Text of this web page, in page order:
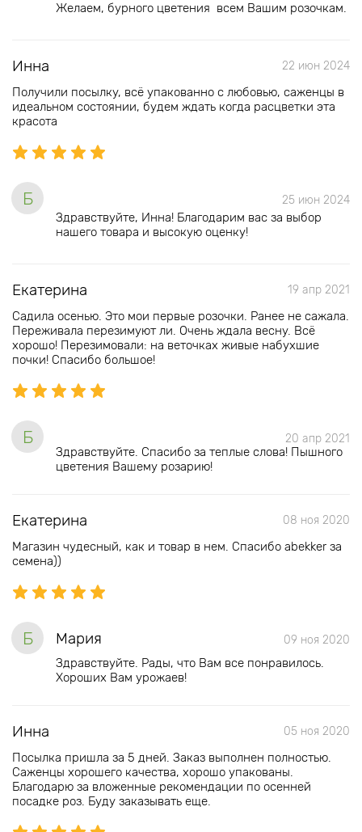
Желаем, бурного цветения всем Вашим розочкам.
Инна 22 июн 2024
Получили посылку, всё упакованно с любовью, саженцы в
идеальном состоянии, будем ждать когда расцветки эта
красота
Б 25 июн 2024
Здравствуйте, Инна! Благодарим вас за выбор
нашего товара и высокую оценку!
Екатерина 19 апр 2021
Садила осенью. Это мои первые розочки. Ранее не сажала.
Переживала перезимуют ли. Очень ждала весну. Всё
хорошо! Перезимовали: на веточках живые набухшие
почки! Спасибо большое!
Б 20 апр 2021
Здравствуйте. Спасибо за теплые слова! Пышного
цветения Вашему розарию!
Екатерина 08 ноя 2020
Магазин чудесный, как и товар в нем. Спасибо abekker за
семена))
Б Мария 09 ноя 2020
Здравствуйте. Рады, что Вам все понравилось.
Хороших Вам урожаев!
Инна 05 ноя 2020
Посылка пришла за 5 дней. Заказ выполнен полностью.
Саженцы хорошего качества, хорошо упакованы.
Благодарю за вложенные рекомендации по осенней
посадке роз. Буду заказывать еще.